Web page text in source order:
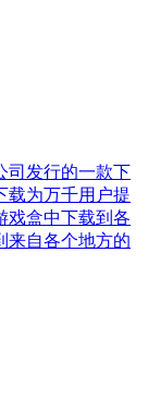
司发行的一款下
载为万千用户提
戏盒中下载到各
来自各个地方的